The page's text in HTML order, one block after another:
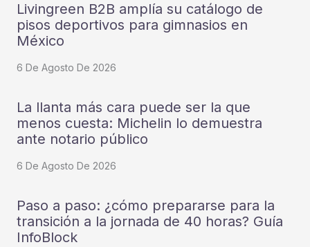
Livingreen B2B amplía su catálogo de
pisos deportivos para gimnasios en
México
6 De Agosto De 2026
La llanta más cara puede ser la que
menos cuesta: Michelin lo demuestra
ante notario público
6 De Agosto De 2026
Paso a paso: ¿cómo prepararse para la
transición a la jornada de 40 horas? Guía
InfoBlock